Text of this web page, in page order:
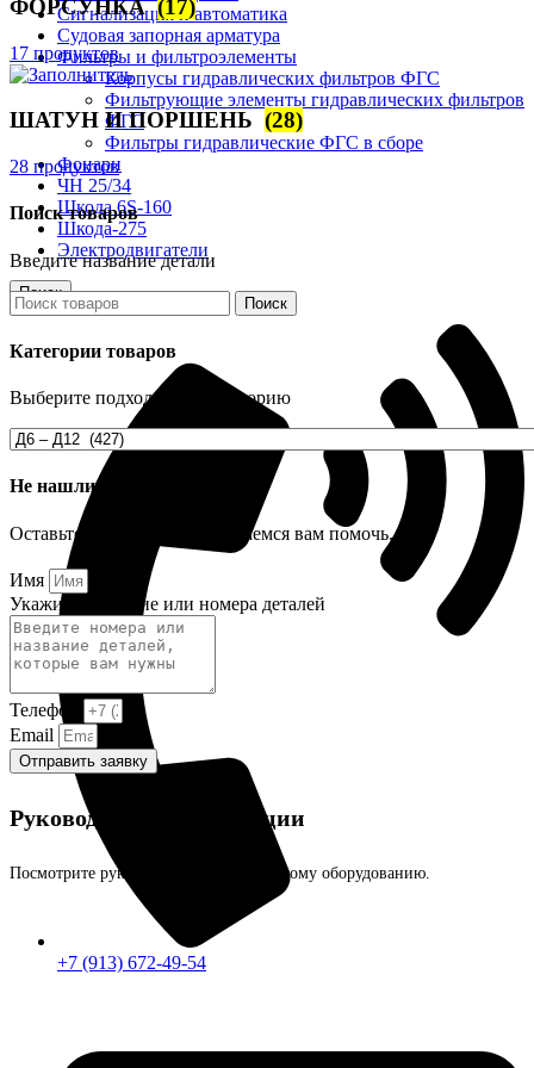
Сигнализация и автоматика
Судовая запорная арматура
Фильтры и фильтроэлементы
Корпусы гидравлических фильтров ФГС
Фильтрующие элементы гидравлических фильтров
ФГС
Фильтры гидравлические ФГС в сборе
Фонари
ЧН 25/34
Шкода 6S-160
Шкода-275
Электродвигатели
Поиск
+7 (913) 672-49-54
ФОРСУНКА(17)
17 продуктов
ШАТУН И ПОРШЕНЬ (28)
28 продуктов
Поиск товаров
Введите название детали
Поиск
Категории товаров
Выберите подходящую категорию
Не нашли деталь?
Оставьте заявку и мы постараемся вам помочь.
Имя
Укажите название или номера деталей
Телефон
Email
Отправить заявку
Руководства и инструкции
Посмотрите руководства к ДВС и другому оборудованию.